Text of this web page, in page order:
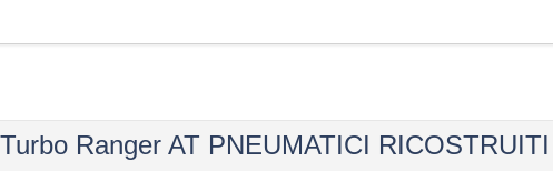
Ranger AT PNEUMATICI RICOSTRUITI